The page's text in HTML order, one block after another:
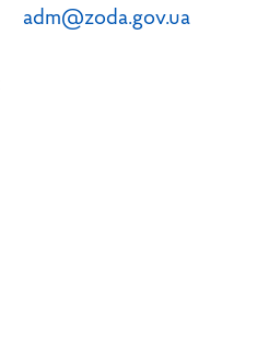
adm@zoda.gov.ua